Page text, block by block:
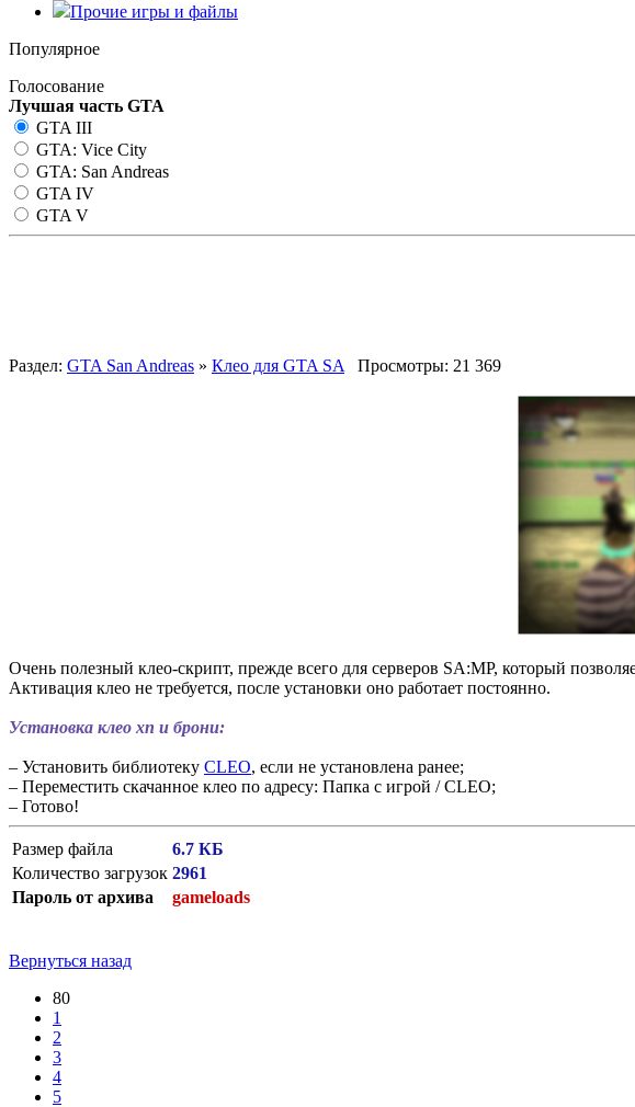
Прочие игры и файлы
Популярное
Голосование
Лучшая часть GTA
GTA III
GTA: Vice City
GTA: San Andreas
GTA IV
GTA V
Раздел: GTA San Andreas » Клео для GTA SA Просмотры: 21 369
Очень полезный клео-скрипт, прежде всего для серверов SA:MP, который
Активация клео не требуется, после установки оно работает постоянно.
Установка клео хп и брони:
– Установить библиотеку CLEO, если не установлена ранее;
– Переместить скачанное клео по адресу: Папка с игрой / CLEO;
– Готово!
Размер файла
6.7 КБ
Количество загрузок 2961
Пароль от архива
gameloads
Вернуться назад
80
1
2
3
4
5